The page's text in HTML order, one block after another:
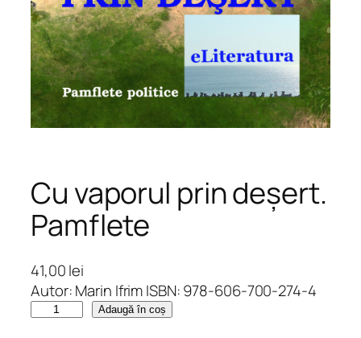
Cu vaporul prin deșert.
Pamflete
41,00lei
Autor: Marin Ifrim ISBN: 978-606-700-274-4
Adaugă în coș